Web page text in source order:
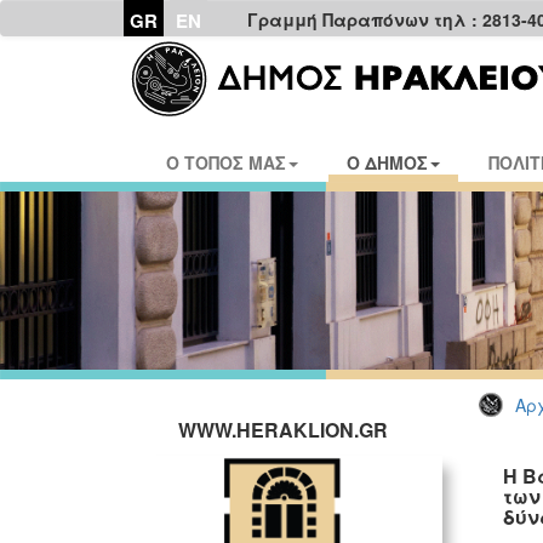
GR EN Γραμμή Παραπόνων τηλ : 2813-
Ο ΤΟΠΟΣ ΜΑΣ Ο ΔΗΜΟΣ
WWW.HERAKLION.GR
Η